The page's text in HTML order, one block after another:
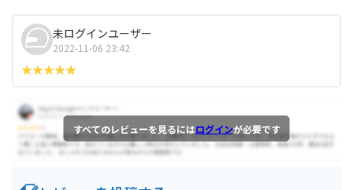
未ログインユーザー
2022-11-06 23:42
すべてのレビューを見るにはログインが必要です